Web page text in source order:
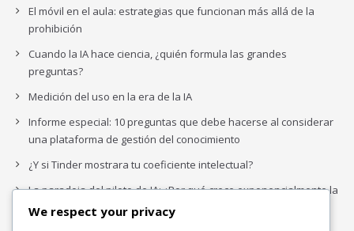
El móvil en el aula: estrategias que funcionan más allá de la
prohibición
Cuando la IA hace ciencia, ¿quién formula las grandes
preguntas?
Medición del uso en la era de la IA
Informe especial: 10 preguntas que debe hacerse al considerar
una plataforma de gestión del conocimiento
¿Y si Tinder mostrara tu coeficiente intelectual?
La paradoja del piloto de IA: ¿Por qué crece exponencialmente la
complejidad de la IA empresarial?
We respect your privacy